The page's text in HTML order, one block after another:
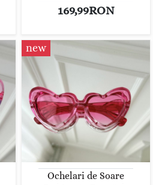
169,99RON
new
Ochelari de Soare